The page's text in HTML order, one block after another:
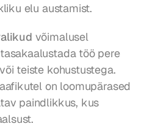
elu austamist.
võimalusel
töö pere
teiste kohustustega.
on loomupärased
paindlikkus, kus